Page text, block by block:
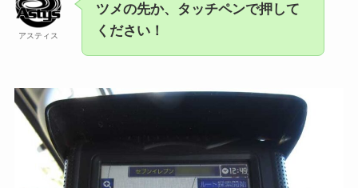
アスティス
ツメの先か、タッチペンで押して
ください！